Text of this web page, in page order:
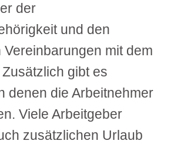
der
und den
mit dem
gibt es
denen die Arbeitnehmer
Viele Arbeitgeber
zusätzlichen Urlaub